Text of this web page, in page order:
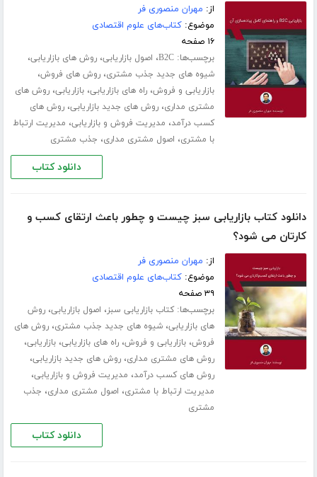
از: مهران منصوری فر
موضوع:کتاب‌های علوم اقتصادی
۱۶ صفحه
برچسب‌ها:B2C، اصول بازاریابی،روش های بازاریابی،
شیوه های جدید جذب مشتری،روش های فروش،
بازاریابی و فروش،راه های بازاریابی،بازاریابی،روش های
مشتری مداری،روش های جدید بازاریابی،روش های
کسب درآمد، مدیریت فروش و بازاریابی، مدیریت ارتباط
با مشتری، اصول مشتری مداری، جذب مشتری
دانلود کتاب
دانلود کتاب بازاریابی سبز چیست و چطور باعث ارتقای کسب و‌
کارتان می شود؟
از: مهران منصوری فر
موضوع:کتاب‌های علوم اقتصادی
۳۹ صفحه
برچسب‌ها:کتاب بازاریابی سبز، اصول بازاریابی،روش
های بازاریابی،شیوه های جدید جذب مشتری،روش های
فروش،بازاریابی و فروش،راه های بازاریابی،بازاریابی،
روش های مشتری مداری،روش های جدید بازاریابی،
روش های کسب درآمد، مدیریت فروش و بازاریابی،
مدیریت ارتباط با مشتری، اصول مشتری مداری، جذب
مشتری
دانلود کتاب